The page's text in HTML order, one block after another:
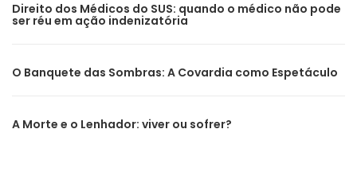
Direito dos Médicos do SUS: quando o médico não pode
ser réu em ação indenizatória
O Banquete das Sombras: A Covardia como Espetáculo
A Morte e o Lenhador: viver ou sofrer?